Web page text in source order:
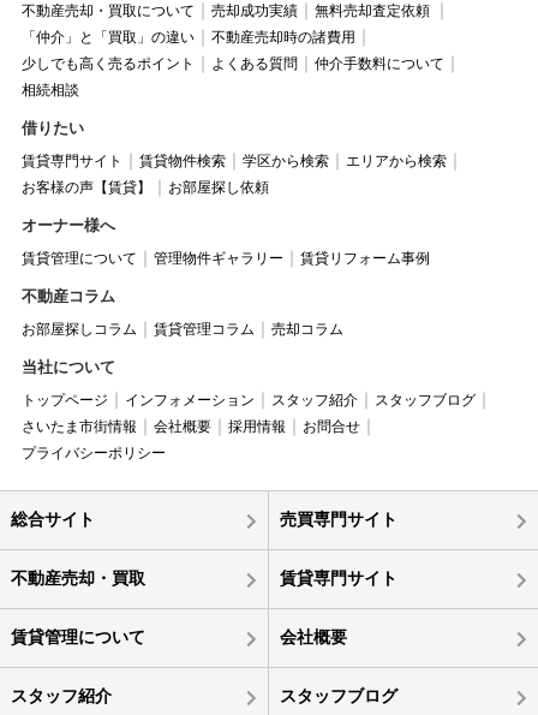
不動産売却・買取について 売却成功実績
無料売却査定依頼
「仲介」と「買取」の違い
不動産売却時の諸費用
少しでも高く売るポイント
よくある質問
仲介手数料について
相続相談
借りたい
賃貸専門サイト 賃貸物件検索 学区から検索
エリアから検索
お客様の声【賃貸】
お部屋探し依頼
オーナー様へ
賃貸管理について 管理物件ギャラリー 賃貸リフォーム事例
不動産コラム
お部屋探しコラム 賃貸管理コラム 売却コラム
当社について
トップページ インフォメーション スタッフ紹介
スタッフブログ
さいたま市街情報
会社概要 採用情報
お問合せ
プライバシーポリシー
総合サイト 売買専門サイト
不動産売却・買取 賃貸専門サイト
賃貸管理について 会社概要
スタッフ紹介 スタッフブログ